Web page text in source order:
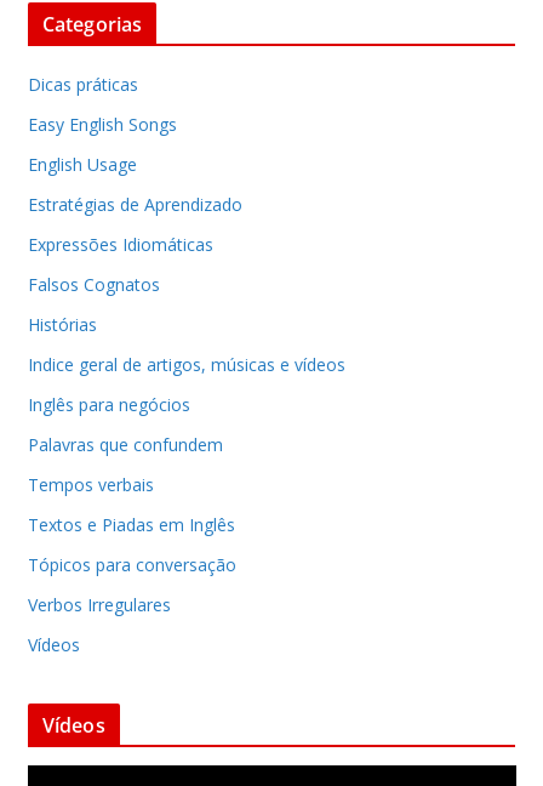
Categorias
Dicas práticas
Easy English Songs
English Usage
Estratégias de Aprendizado
Expressões Idiomáticas
Falsos Cognatos
Histórias
Indice geral de artigos, músicas e vídeos
Inglês para negócios
Palavras que confundem
Tempos verbais
Textos e Piadas em Inglês
Tópicos para conversação
Verbos Irregulares
Vídeos
Vídeos